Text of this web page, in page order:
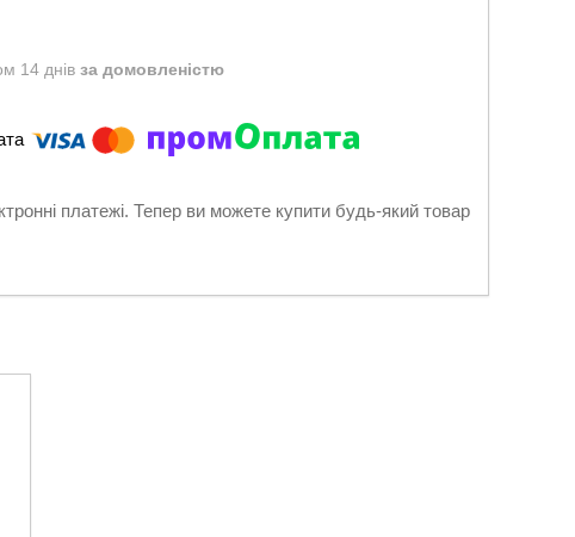
14 днів за домовленістю
платежі. Тепер ви можете купити будь-який товар